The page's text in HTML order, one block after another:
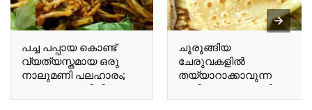
പച്ച പപ്പായ കൊണ്ട്
വ്യത്യസ്തമായ ഒരു
നാലുമണി പലഹാരം;
വെറും പത്ത് മിനിറ്റ്
കൊണ്ട് പപ്പായ ചിപ്സ്
ചുരുങ്ങിയ
ചേരുവകളിൽ
തയ്യാറാക്കാവുന്ന
രുചികരമായ റൊട്ടി;
ബട്ടർ ചപ്പാത്തി കഴിച്ചു